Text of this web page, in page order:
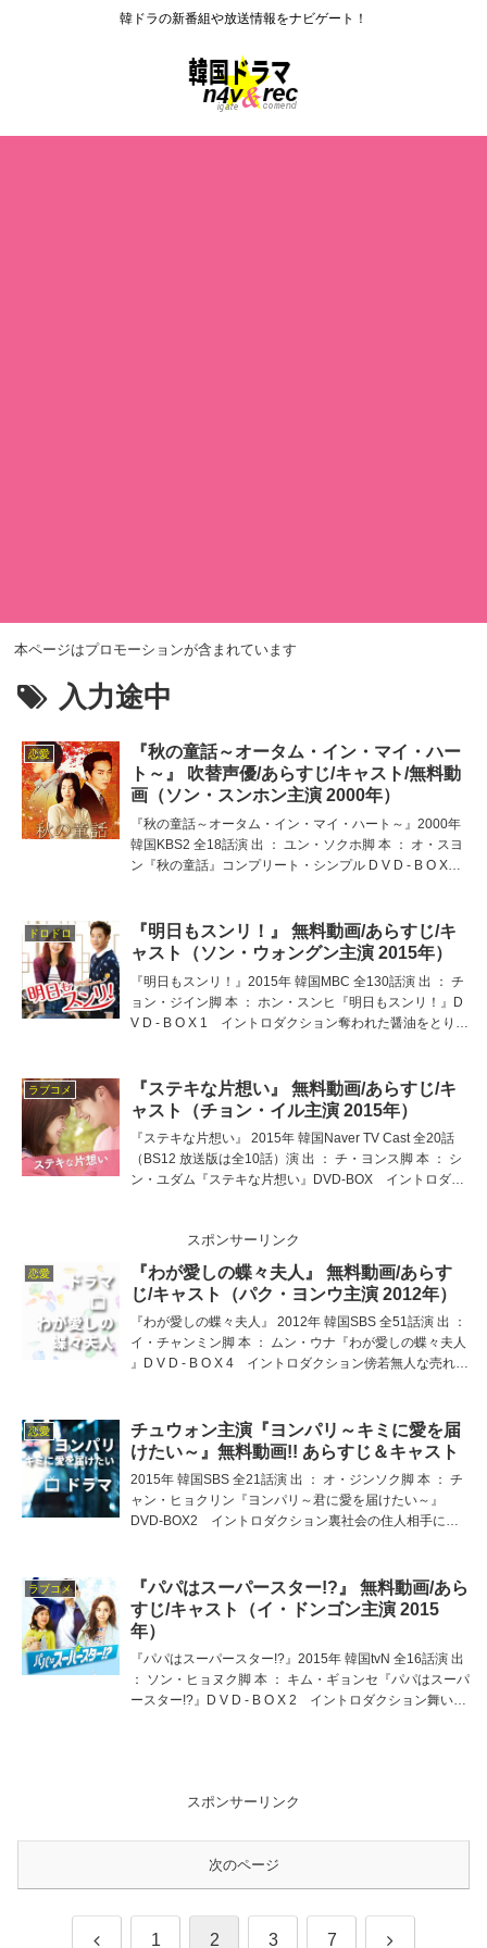
韓ドラの新番組や放送情報をナビゲート！
本ページはプロモーションが含まれています
入力途中
恋愛
『秋の童話～オータム・イン・マイ・ハー
ト～』 吹替声優/あらすじ/キャスト/無料動
画（ソン・スンホン主演 2000年）
『秋の童話～オータム・イン・マイ・ハート～』2000年
韓国KBS2 全18話演 出 ： ユン・ソクホ脚 本 ： オ・スヨ
ン『秋の童話』コンプリート・シンプル D V D - B O X
ドロドロ
『明日もスンリ！』 無料動画/あらすじ/キ
ャスト（ソン・ウォングン主演 2015年）
『明日もスンリ！』2015年 韓国MBC 全130話演 出 ： チ
ョン・ジイン脚 本 ： ホン・スンヒ『明日もスンリ！』D
V D - B O X 1 イントロダクション奪われた醤油をとりも
ラブコメ
『ステキな片想い』 無料動画/あらすじ/キ
ャスト（チョン・イル主演 2015年）
『ステキな片想い』 2015年 韓国Naver TV Cast 全20話
（BS12 放送版は全10話）演 出 ： チ・ヨンス脚 本 ： シ
ン・ユダム『ステキな片想い』DVD-BOX イントロダク
スポンサーリンク
恋愛
『わが愛しの蝶々夫人』 無料動画/あらす
じ/キャスト（パク・ヨンウ主演 2012年）
『わが愛しの蝶々夫人』 2012年 韓国SBS 全51話演 出 ：
イ・チャンミン脚 本 ： ムン・ウナ『わが愛しの蝶々夫人
』D V D - B O X 4 イントロダクション傍若無人な売れっ
恋愛
チュウォン主演『ヨンパリ～キミに愛を届
けたい～』無料動画!! あらすじ＆キャスト
2015年 韓国SBS 全21話演 出 ： オ・ジンソク脚 本 ： チ
ャン・ヒョクリン『ヨンパリ～君に愛を届けたい～』
DVD-BOX2 イントロダクション裏社会の住人相手に治
ラブコメ
『パパはスーパースター!?』 無料動画/あら
すじ/キャスト（イ・ドンゴン主演 2015
年）
『パパはスーパースター!?』2015年 韓国tvN 全16話演 出
： ソン・ヒョヌク脚 本 ： キム・ギョンセ『パパはスーパ
ースター!?』D V D - B O X 2 イントロダクション舞いも
スポンサーリンク
次のページ
前 1 2 3 7 次